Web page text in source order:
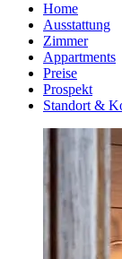
Home
Ausstattung
Zimmer
Appartments
Preise
Prospekt
Standort &